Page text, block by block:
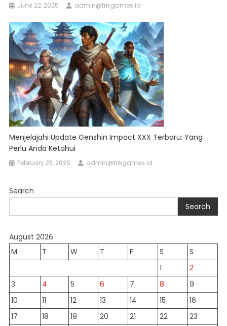
June 22, 2025 admin@trikgames.id
Menjelajahi Update Genshin Impact XXX Terbaru: Yang
Perlu Anda Ketahui
February 23, 2026 admin@trikgames.id
Search
Search
August 2026
M
T W T F S
S
1
2
3
4 5 6 7 8
9
10
11 12 13 14 15
16
17
18 19 20 21 22
23